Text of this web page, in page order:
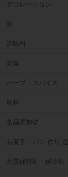
デコレーション
卵
調味料
野菜
ハーブ・スパイス
飲料
食品添加物
お菓子・パン 作り 道
品質保持剤・保冷剤